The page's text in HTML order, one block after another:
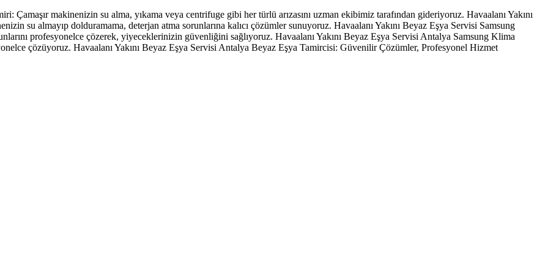
Çamaşır makinenizin su alma, yıkama veya centrifuge gibi her türlü arızasını uzman ekibimiz tarafından gideriyoruz. Havaalanı Yakını
su almayıp dolduramama, deterjan atma sorunlarına kalıcı çözümler sunuyoruz. Havaalanı Yakını Beyaz Eşya Servisi Samsung
profesyonelce çözerek, yiyeceklerinizin güvenliğini sağlıyoruz. Havaalanı Yakını Beyaz Eşya Servisi Antalya Samsung Klima
çözüyoruz. Havaalanı Yakını Beyaz Eşya Servisi Antalya Beyaz Eşya Tamircisi: Güvenilir Çözümler, Profesyonel Hizmet